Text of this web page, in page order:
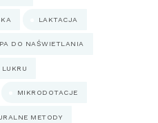
LAKTACJA
DO NAŚWIETLANIA
MIKRODOTACJE
METODY